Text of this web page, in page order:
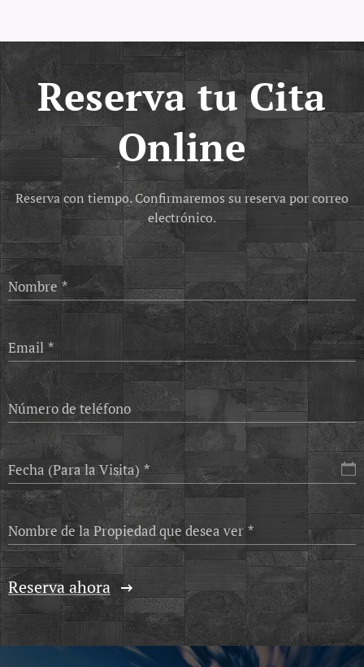
Reserva tu Cita
Online
Reserva con tiempo. Confirmaremos su reserva por correo
electrónico.
Nombre
Email
Número de teléfono
Fecha (Para la Visita)
Nombre de la Propiedad que desea ver
Reserva ahora